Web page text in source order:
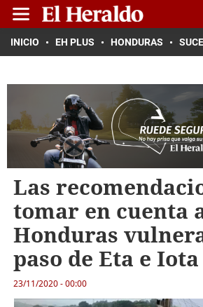
INICIO EH PLUS HONDURAS
Las
tomar en cuenta
Honduras
paso de Eta e Iota
23/11/2020 - 00:00